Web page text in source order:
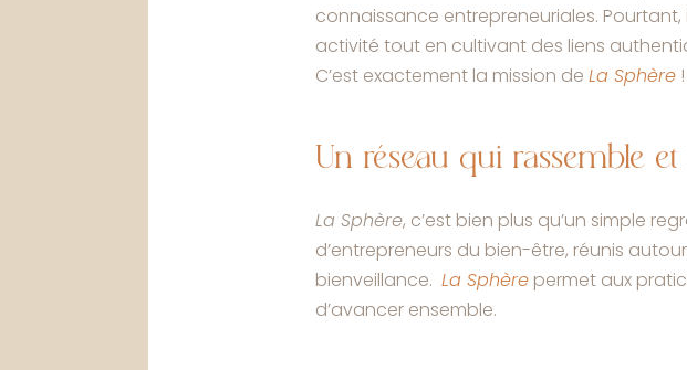
connaissance entrepreneuriales.
activité tout en cultivant des liens
C’est exactement la mission de La Sphère!
Un réseau qui rassemble
La Sphère, c’est bien plus qu’un simple
d’entrepreneurs du bien-être, réunis
bienveillance. La Sphèrepermet aux
d’avancer ensemble.